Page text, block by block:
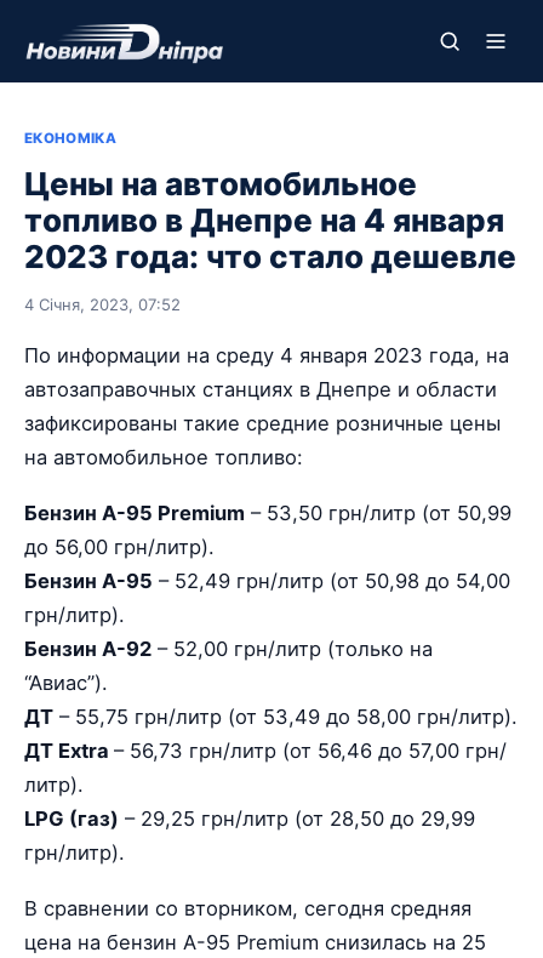
ЕКОНОМІКА
Цены на автомобильное
топливо в Днепре на 4 января
2023 года: что стало дешевле
4 Січня, 2023, 07:52
По информации на среду 4 января 2023 года, на
автозаправочных станциях в Днепре и области
зафиксированы такие средние розничные цены
на автомобильное топливо:
Бензин А-95 Premium – 53,50 грн/литр (от 50,99
до 56,00 грн/литр).
Бензин А-95 – 52,49 грн/литр (от 50,98 до 54,00
грн/литр).
Бензин А-92 – 52,00 грн/литр (только на
“Авиас”).
ДТ – 55,75 грн/литр (от 53,49 до 58,00 грн/литр).
ДТ Extra – 56,73 грн/литр (от 56,46 до 57,00 грн/
литр).
LPG (газ) – 29,25 грн/литр (от 28,50 до 29,99
грн/литр).
В сравнении со вторником, сегодня средняя
цена на бензин А-95 Premium снизилась на 25